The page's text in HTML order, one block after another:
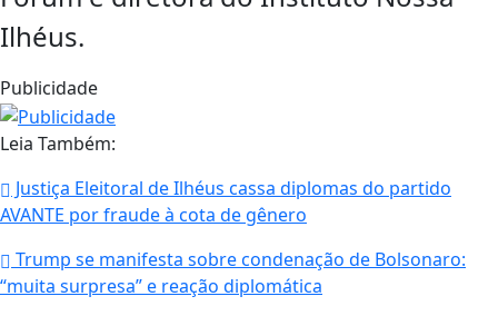
Ilhéus.
Publicidade
Leia Também:
Justiça Eleitoral de Ilhéus cassa diplomas do partido
AVANTE por fraude à cota de gênero
Trump se manifesta sobre condenação de Bolsonaro:
“muita surpresa” e reação diplomática